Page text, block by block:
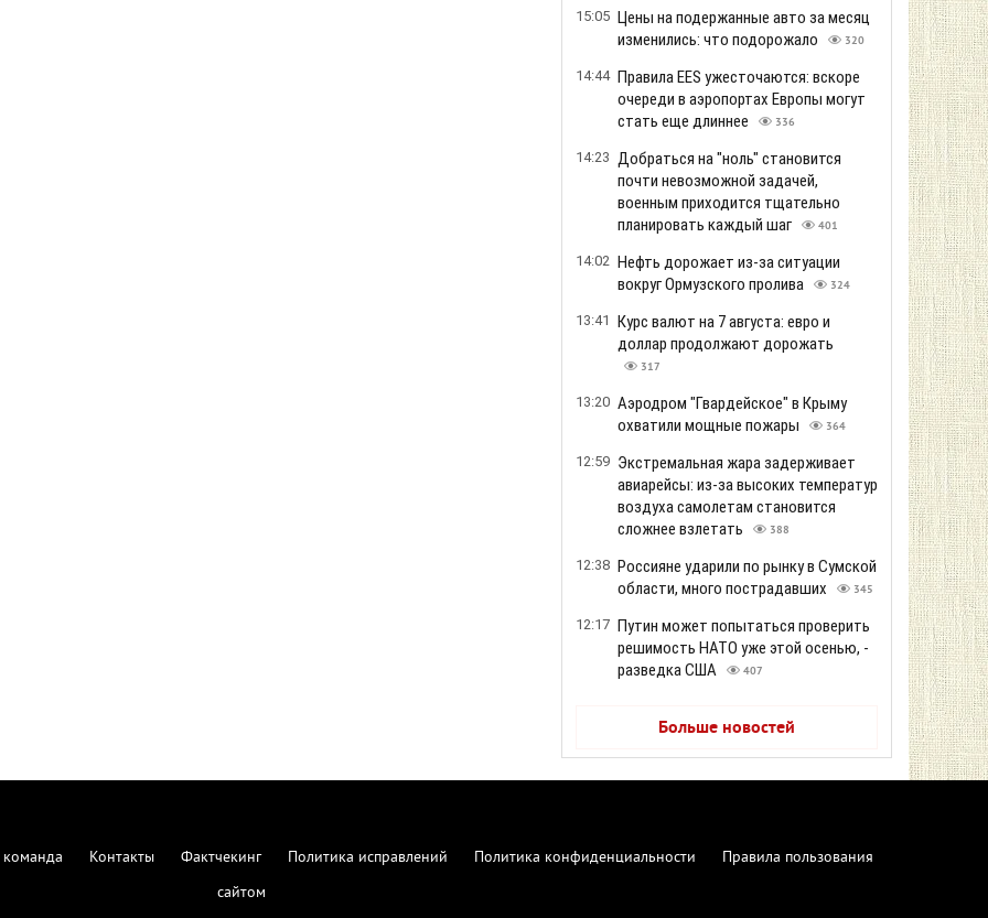
15:05 Цены на подержанные авто за месяц
изменились: что подорожало
320
14:44 Правила EES ужесточаются: вскоре
очереди в аэропортах Европы могут
стать еще длиннее
336
14:23 Добраться на "ноль" становится
почти невозможной задачей,
военным приходится тщательно
планировать каждый шаг
401
14:02 Нефть дорожает из-за ситуации
вокруг Ормузского пролива
324
13:41 Курс валют на 7 августа: евро и
доллар продолжают дорожать
317
13:20 Аэродром "Гвардейское" в Крыму
охватили мощные пожары
364
12:59 Экстремальная жара задерживает
авиарейсы: из-за высоких температур
воздуха самолетам становится
сложнее взлетать
388
12:38 Россияне ударили по рынку в Сумской
области, много пострадавших
345
12:17 Путин может попытаться проверить
решимость НАТО уже этой осенью, -
разведка США
407
Больше новостей
Контакты Фактчекинг Политика исправлений Политика конфиденциальности
Правила пользования
сайтом